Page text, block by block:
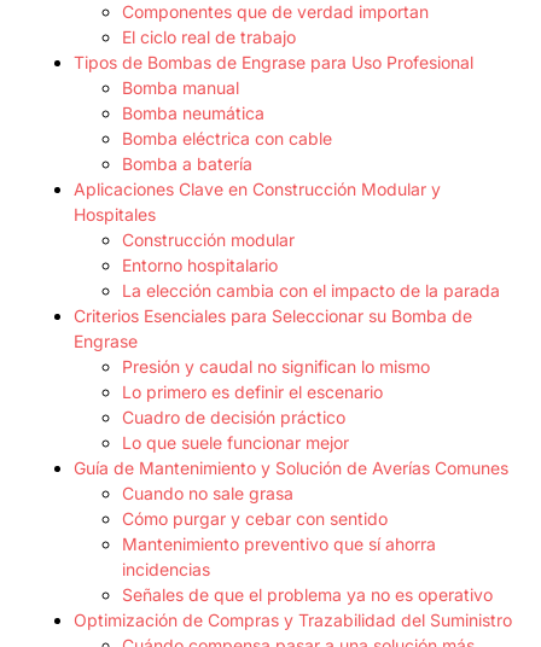
Componentes que de verdad importan
El ciclo real de trabajo
Tipos de Bombas de Engrase para Uso Profesional
Bomba manual
Bomba neumática
Bomba eléctrica con cable
Bomba a batería
Aplicaciones Clave en Construcción Modular y
Hospitales
Construcción modular
Entorno hospitalario
La elección cambia con el impacto de la parada
Criterios Esenciales para Seleccionar su Bomba de
Engrase
Presión y caudal no significan lo mismo
Lo primero es definir el escenario
Cuadro de decisión práctico
Lo que suele funcionar mejor
Guía de Mantenimiento y Solución de Averías Comunes
Cuando no sale grasa
Cómo purgar y cebar con sentido
Mantenimiento preventivo que sí ahorra
incidencias
Señales de que el problema ya no es operativo
Optimización de Compras y Trazabilidad del Suministro